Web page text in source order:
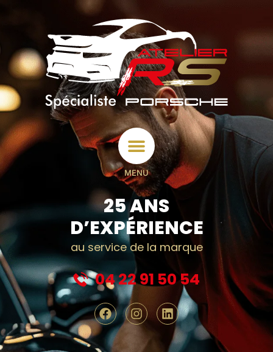
MENU
25 ANS
D’EXPÉRIENCE
au service de la marque
04 22 91 50 54